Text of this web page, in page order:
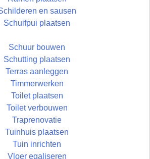
en sausen
Schuifpui plaatsen
Schuur bouwen
Schutting plaatsen
Terras aanleggen
Timmerwerken
Toilet plaatsen
Toilet verbouwen
Traprenovatie
Tuinhuis plaatsen
Tuin inrichten
Vloer egaliseren